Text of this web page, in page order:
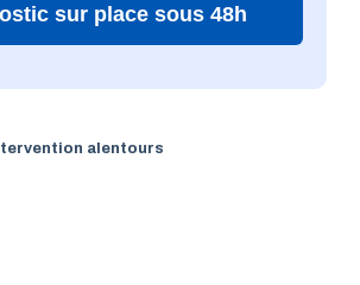
sur place sous 48h
alentours